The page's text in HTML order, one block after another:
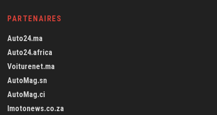
PARTENAIRES
Auto24.ma
Auto24.africa
Voiturenet.ma
AutoMag.sn
AutoMag.ci
Imotonews.co.za